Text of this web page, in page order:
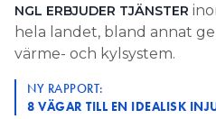
NGL ERBJUDER TJÄNSTER
hela landet, bland annat
värme- och kylsystem.
NY RAPPORT:
8 VÄGAR TILL EN IDEALISK